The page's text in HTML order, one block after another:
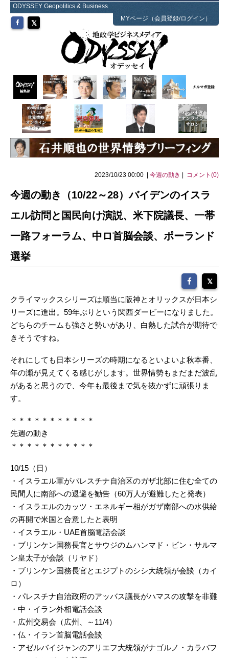
ODYSSEY Geopolitics & Business
MYページ（会員登録/ログイン）
2023/10/23 00:00 | 今週の動き コメント(0)
今週の動き（10/22～28）バイデンのイスラ
エル訪問と国民向け演説、米下院議長、一帯
一路フォーラム、中ロ首脳会談、ポーランド
選挙
クライマックスシリーズは順当に阪神とオリックスが日本シ
リーズに進出。59年ぶりという関西ダービーになりました。
どちらのチームも強さと勢いがあり、白熱した試合が期待で
きそうですね。
それにしても日本シリーズの時期になるといよいよ秋本番、
年の瀬が見えてくる感じがします。世界情勢もまだまだ波乱
があると思うので、今年も最後まで気を抜かずに頑張りま
す。
＊＊＊＊＊＊＊＊＊＊＊
先週の動き
＊＊＊＊＊＊＊＊＊＊＊
10/15（日）
・イスラエル軍がパレスチナ自治区のガザ北部に住む全ての
民間人に南部への退避を勧告（60万人が避難したと発表）
・イスラエルのカッツ・エネルギー相がガザ南部への水供給
の再開で米国と合意したと表明
・イスラエル・UAE首脳電話会談
・ブリンケン国務長官とサウジのムハンマド・ビン・サルマ
ン皇太子が会談（リヤド）
・ブリンケン国務長官とエジプトのシシ大統領が会談（カイ
ロ）
・パレスチナ自治政府のアッバス議長がハマスの攻撃を非難
・中・イラン外相電話会談
・広州交易会（広州、～11/4）
・仏・イラン首脳電話会談
・アゼルバイジャンのアリエフ大統領がナゴルノ・カラバフ